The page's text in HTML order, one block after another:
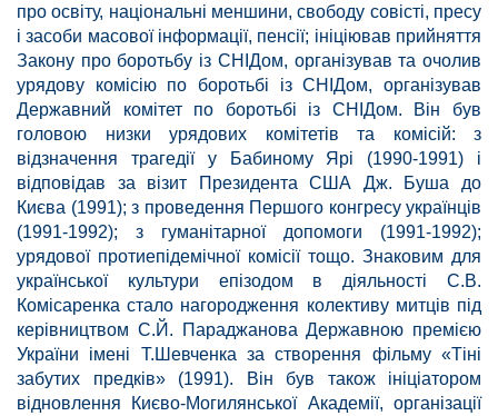
про освіту, національні меншини, свободу совісті, пресу
і засоби масової інформації, пенсії; ініціював прийняття
Закону про боротьбу із СНІДом, організував та очолив
урядову комісію по боротьбі із СНІДом, організував
Державний комітет по боротьбі із СНІДом. Він був
головою низки урядових комітетів та комісій: з
відзначення трагедії у Бабиному Ярі (1990-1991) і
відповідав за візит Президента США Дж. Буша до
Києва (1991); з проведення Першого конгресу українців
(1991-1992); з гуманітарної допомоги (1991-1992);
урядової протиепідемічної комісії тощо. Знаковим для
української культури епізодом в діяльності С.В.
Комісаренка стало нагородження колективу митців під
керівництвом С.Й. Параджанова Державною премією
України імені Т.Шевченка за створення фільму «Тіні
забутих предків» (1991). Він був також ініціатором
відновлення Києво-Могилянської Академії, організації